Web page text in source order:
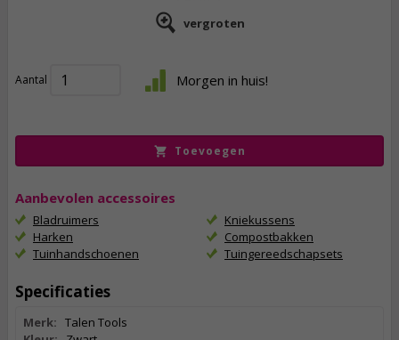
vergroten
Aantal Morgen in huis!
Toevoegen
Aanbevolen accessoires
Bladruimers
Harken
Tuinhandschoenen
Kniekussens
Compostbakken
Tuingereedschapsets
Specificaties
Merk: Talen Tools